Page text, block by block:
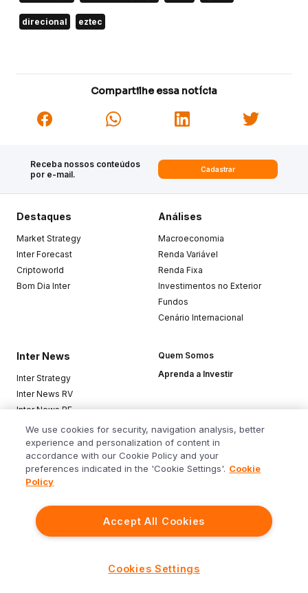
direcional eztec
Compartilhe essa notícia
Receba nossos conteúdos
por e-mail.
Cadastrar
Siga o Inter
Destaques
Market Strategy
Inter Forecast
Criptoworld
Bom Dia Inter
Análises
Macroeconomia
Renda Variável
Renda Fixa
Investimentos no Exterior
Fundos
Cenário Internacional
Inter News
Inter Strategy
Inter News RV
Inter News RF
Top Funds
Quem Somos
Aprenda a Investir
Baixe o app
We use cookies for security, navigation analysis, better
experience and personalization of content in
accordance with our Cookie Policy and your
preferences indicated in the 'Cookie Settings'. Cookie
Policy
Accept All Cookies
Cookies Settings